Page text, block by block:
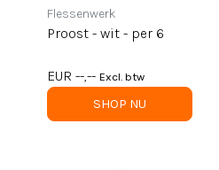
Flessenwerk
Proost - wit - per 6
EUR --,-- Excl. btw
SHOP NU